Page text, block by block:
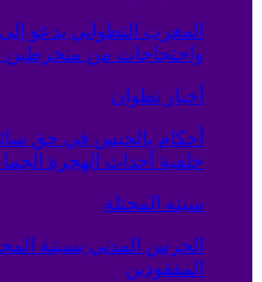
المغرب التطواني يدعو
واحتجاجات من منخرطين
أخبار تطوان
أحكام بالحبس في حق
خلفية أحداث الهجرة
سبته المحتلة
الحرس المدني بسبتة
المفقودين